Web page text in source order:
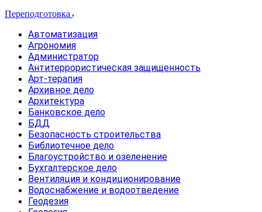
Переподготовка
Автоматизация
Агрономия
Администратор
Антитеррористическая защищенность
Арт-терапия
Архивное дело
Архитектура
Банковское дело
БДД
Безопасность строительства
Библиотечное дело
Благоустройство и озеленение
Бухгалтерское дело
Вентиляция и кондиционирование
Водоснабжение и водоотведение
Геодезия